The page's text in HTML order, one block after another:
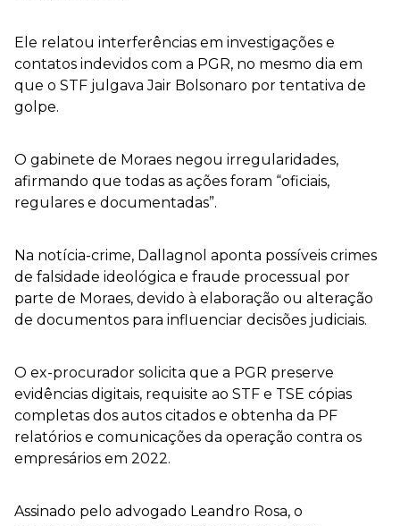
Ele relatou interferências em investigações e
contatos indevidos com a PGR, no mesmo dia em
que o STF julgava Jair Bolsonaro por tentativa de
golpe.
O gabinete de Moraes negou irregularidades,
afirmando que todas as ações foram “oficiais,
regulares e documentadas”.
Na notícia-crime, Dallagnol aponta possíveis crimes
de falsidade ideológica e fraude processual por
parte de Moraes, devido à elaboração ou alteração
de documentos para influenciar decisões judiciais.
O ex-procurador solicita que a PGR preserve
evidências digitais, requisite ao STF e TSE cópias
completas dos autos citados e obtenha da PF
relatórios e comunicações da operação contra os
empresários em 2022.
Assinado pelo advogado Leandro Rosa, o